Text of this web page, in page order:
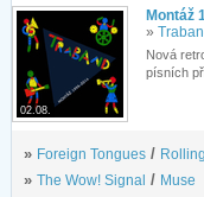
02.08.
Montáž
»
Nová
písních
» Foreign Tongues /
» The Wow! Signal / Muse